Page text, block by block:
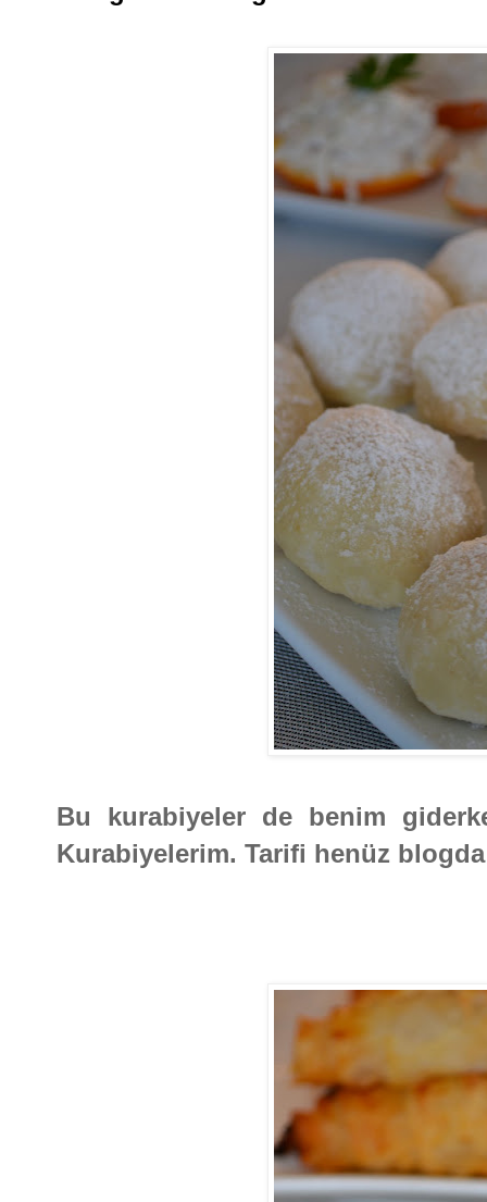
Bu kurabiyeler de benim
Kurabiyelerim. Tarifi henüz